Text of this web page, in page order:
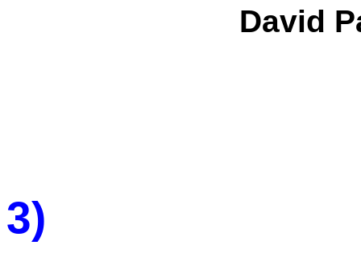
David
3)